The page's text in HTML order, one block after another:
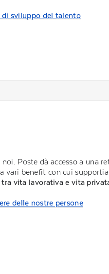
sviluppo del talento
Poste dà accesso a una
vari benefit con cui
tra vita lavorativa e vita
delle nostre persone